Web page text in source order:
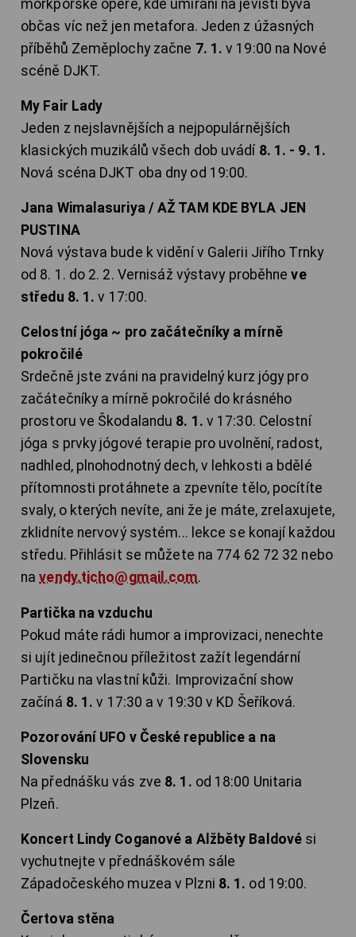
morkporské opeře, kde umírání na jevišti bývá
občas víc než jen metafora. Jeden z úžasných
příběhů Zeměplochy začne 7. 1. v 19:00 na Nové
scéně DJKT.
My Fair Lady
Jeden z nejslavnějších a nejpopulárnějších
klasických muzikálů všech dob uvádí 8. 1. - 9. 1.
Nová scéna DJKT oba dny od 19:00.
Jana Wimalasuriya / AŽ TAM KDE BYLA JEN
PUSTINA
Nová výstava bude k vidění v Galerii Jiřího Trnky
od 8. 1. do 2. 2. Vernisáž výstavy proběhneve
středu 8. 1. v 17:00.
Celostní jóga ~ pro začátečníky a mírně
pokročilé
Srdečně jste zváni na pravidelný kurz jógy pro
začátečníky a mírně pokročilé do krásného
prostoru ve Škodalandu 8. 1. v 17:30. Celostní
jóga s prvky jógové terapie pro uvolnění, radost,
nadhled, plnohodnotný dech, v lehkosti a bdělé
přítomnosti protáhnete a zpevníte tělo, pocítíte
svaly, o kterých nevíte, ani že je máte, zrelaxujete,
zklidníte nervový systém... lekce se konají každou
středu. Přihlásit se můžete na 774 62 72 32 nebo
navendy.ticho@gmail.com.
Partička na vzduchu
Pokud máte rádi humor a improvizaci, nenechte
si ujít jedinečnou příležitost zažít legendární
Partičku na vlastní kůži. Improvizační show
začíná 8. 1. v 17:30 a v 19:30 v KD Šeříková.
Pozorování UFO v České republice a na
Slovensku
Na přednášku vás zve 8. 1. od 18:00 Unitaria
Plzeň.
Koncert Lindy Coganové a Alžběty Baldové si
vychutnejte v přednáškovém sále
Západočeského muzea v Plzni 8. 1. od 19:00.
Čertova stěna